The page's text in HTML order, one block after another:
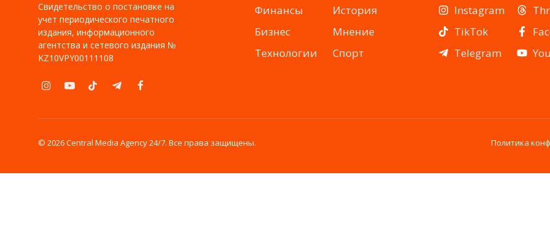
Свидетельство о постановке на
учет периодического печатного
издания, информационного
агентства и сетевого издания №
KZ10VPY00111108
InstagramYouTubeTikTokTelegramFacebook
Финансы
Бизнес
Технологии
История
Мнение
Спорт
Instagram
TikTok
Telegram
© 2026 Central Media Agency 24/7. Все права защищены. Политика